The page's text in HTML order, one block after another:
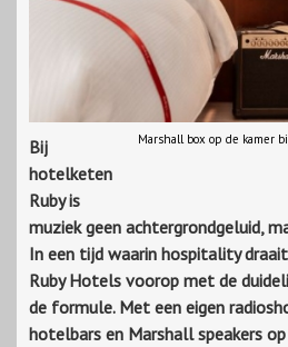
Marshall box op de kamer
Bij
hotelketen
Ruby is
muziek geen achtergrondgeluid,
In een tijd waarin hospitality
Ruby Hotels voorop met de
de formule. Met een eigen
hotelbars en Marshall speakers